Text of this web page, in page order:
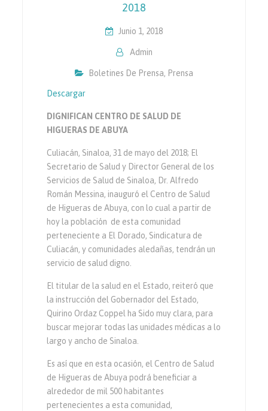
2018
Junio 1, 2018
Admin
Boletines De Prensa, Prensa
Descargar
DIGNIFICAN CENTRO DE SALUD DE
HIGUERAS DE ABUYA
Culiacán, Sinaloa, 31 de mayo del 2018; El
Secretario de Salud y Director General de los
Servicios de Salud de Sinaloa, Dr. Alfredo
Román Messina, inauguró el Centro de Salud
de Higueras de Abuya, con lo cual a partir de
hoy la población de esta comunidad
perteneciente a El Dorado, Sindicatura de
Culiacán, y comunidades aledañas, tendrán un
servicio de salud digno.
El titular de la salud en el Estado, reiteró que
la instrucción del Gobernador del Estado,
Quirino Ordaz Coppel ha Sido muy clara, para
buscar mejorar todas las unidades médicas a lo
largo y ancho de Sinaloa.
Es así que en esta ocasión, el Centro de Salud
de Higueras de Abuya podrá beneficiar a
alrededor de mil 500 habitantes
pertenecientes a esta comunidad,